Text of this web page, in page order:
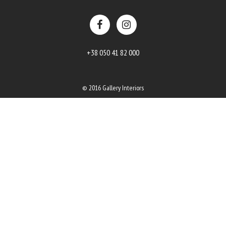
+38 050 41 82 000
© 2016 Gallery Interiors